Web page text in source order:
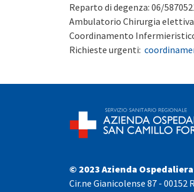
Reparto di degenza: 06/
Ambulatorio Chirurgia elettiva
Coordinamento
Richieste urgenti:
© 2023 Azienda
Cir.ne Gianicolense 87 - 00152